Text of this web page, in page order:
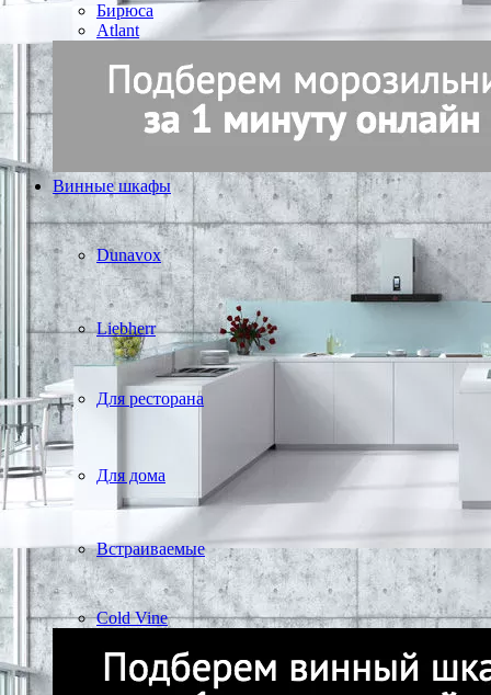
Бирюса
Atlant
Винные шкафы
Dunavox
Liebherr
Для ресторана
Для дома
Встраиваемые
Cold Vine